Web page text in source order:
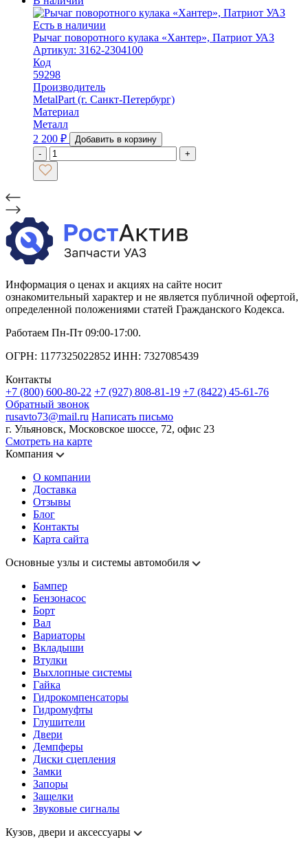
Есть в наличии
Рычаг поворотного кулака «Хантер», Патриот УАЗ
Артикул: 3162-2304100
Код
59298
Производитель
MetalPart (г. Санкт-Петербург)
Материал
Металл
2 200 ₽
Добавить в корзину
-
+
Информация о ценах и акциях на сайте носит
ознакомительный характер и не является публичной офертой,
определенной положениями статей Гражданского Кодекса.
Работаем Пн-Пт 09:00-17:00.
ОГРН: 1177325022852 ИНН: 7327085439
Контакты
+7 (800) 600-80-22 +7 (927) 808-81-19 +7 (8422) 45-61-76
Обратный звонок
rusavto73@mail.ru Написать письмо
г. Ульяновск, Московское шоссе, 72, офис 23
Смотреть на карте
Компания
О компании
Доставка
Отзывы
Блог
Контакты
Карта сайта
Основные узлы и системы автомобиля
Бампер
Бензонасос
Борт
Вал
Вариаторы
Вкладыши
Втулки
Выхлопные системы
Гайка
Гидрокомпенсаторы
Гидромуфты
Глушители
Двери
Демпферы
Диски сцепления
Замки
Запоры
Защелки
Звуковые сигналы
Кузов, двери и аксессуары